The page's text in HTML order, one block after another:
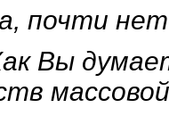
почти
Вы